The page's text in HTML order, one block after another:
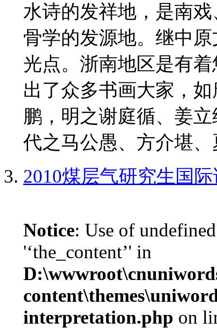
水诗的发祥地，是南
骨学的发源地。继中
光点。浙南地区是有
出了众多书画大家，
鹏，明之谢庭循、姜
代之马公愚、方介堪
2010煤层气研究生国
Notice: Use of
'‘the_content’' in
interpretation.php on